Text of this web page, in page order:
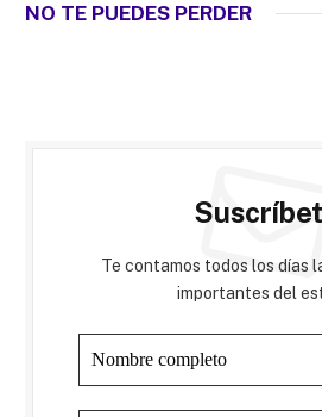
NO TE PUEDES PERDER
Te contamos todos los días
importantes del